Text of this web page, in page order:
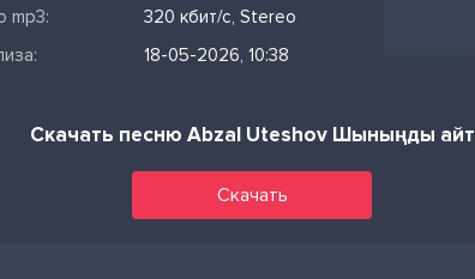
mp3:
320 кбит/с, Stereo
18-05-2026, 10:38
Скачать песню Abzal Uteshov Шыныңды айт
Скачать